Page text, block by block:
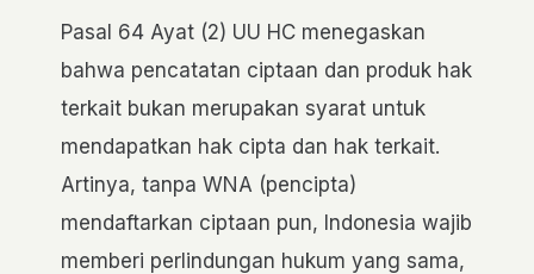
Pasal 64 Ayat (2) UU HC menegaskan
bahwa pencatatan ciptaan dan produk hak
terkait bukan merupakan syarat untuk
mendapatkan hak cipta dan hak terkait.
Artinya, tanpa WNA (pencipta)
mendaftarkan ciptaan pun, Indonesia wajib
memberi perlindungan hukum yang sama,